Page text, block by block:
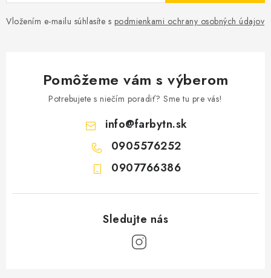
Vložením e-mailu súhlasíte s podmienkami ochrany osobných údajov
Pomôžeme vám s výberom
Potrebujete s niečím poradiť? Sme tu pre vás!
info@farbytn.sk
0905576252
0907766386